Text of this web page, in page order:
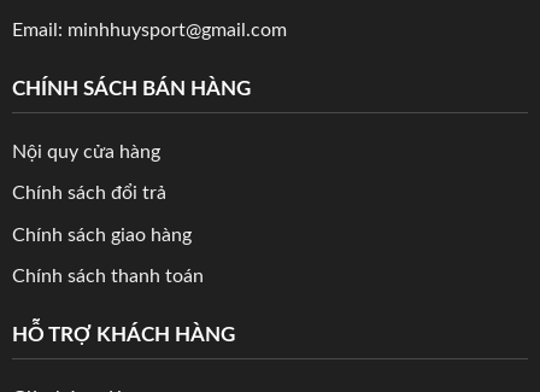
Email: minhhuysport@gmail.com
CHÍNH SÁCH BÁN HÀNG
Nội quy cửa hàng
Chính sách đổi trả
Chính sách giao hàng
Chính sách thanh toán
HỖ TRỢ KHÁCH HÀNG